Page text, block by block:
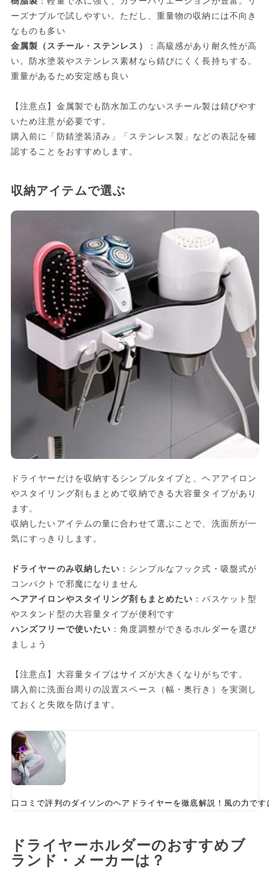
ーズナブルで試しやすい。ただし、重量物の収納には不向き
なものも多い
金属製（スチール・ステンレス）
：高級感があり耐久性が高
い。防水塗装やステンレス素材なら錆びにくく長持ちする。
重量があるため安定感も良い
【注意点】金属製でも防水加工のないスチール製は錆びやす
いため注意が必要です。
購入前に「防錆塗装済み」「ステンレス製」などの表記を確
認することをおすすめします。
収納アイテムで選ぶ
ドライヤーだけを収納するシンプルタイプと、ヘアアイロン
やスタイリング剤もまとめて収納できる大容量タイプがあり
ます。
収納したいアイテムの量に合わせて選ぶことで、洗面所が一
気にすっきりします。
ドライヤーのみ収納したい ：シンプルなフック式・吸盤式が
コンパクトで邪魔になりません
ヘアアイロンやスタイリング剤もまとめたい ：バスケット型
やスタンド型の大容量タイプが便利です
ハンズフリーで使いたい ：角度調整ができるホルダーを選び
ましょう
【注意点】大容量タイプはサイズが大きくなりがちです。
購入前に洗面台周りの設置スペース（幅・奥行き）を実測し
ておくと失敗を防げます。
口コミで評判のダイソンのヘアドライヤーを徹底解説！風の力です
ドライヤーホルダーのおすすめブ
ランド・メーカーは？